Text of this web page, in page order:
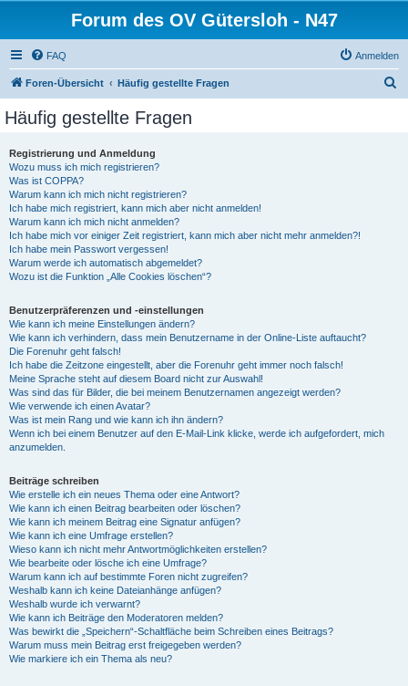
Forum des OV Gütersloh - N47
FAQ Anmelden
Foren-Übersicht Häufig gestellte Fragen
Häufig gestellte Fragen
Registrierung und Anmeldung
Wozu muss ich mich registrieren?
Was ist COPPA?
Warum kann ich mich nicht registrieren?
Ich habe mich registriert, kann mich aber nicht anmelden!
Warum kann ich mich nicht anmelden?
Ich habe mich vor einiger Zeit registriert, kann mich aber nicht mehr anmelden?!
Ich habe mein Passwort vergessen!
Warum werde ich automatisch abgemeldet?
Wozu ist die Funktion „Alle Cookies löschen“?
Benutzerpräferenzen und -einstellungen
Wie kann ich meine Einstellungen ändern?
Wie kann ich verhindern, dass mein Benutzername in der Online-Liste auftaucht?
Die Forenuhr geht falsch!
Ich habe die Zeitzone eingestellt, aber die Forenuhr geht immer noch falsch!
Meine Sprache steht auf diesem Board nicht zur Auswahl!
Was sind das für Bilder, die bei meinem Benutzernamen angezeigt werden?
Wie verwende ich einen Avatar?
Was ist mein Rang und wie kann ich ihn ändern?
Wenn ich bei einem Benutzer auf den E-Mail-Link klicke, werde ich aufgefordert, mich
anzumelden.
Beiträge schreiben
Wie erstelle ich ein neues Thema oder eine Antwort?
Wie kann ich einen Beitrag bearbeiten oder löschen?
Wie kann ich meinem Beitrag eine Signatur anfügen?
Wie kann ich eine Umfrage erstellen?
Wieso kann ich nicht mehr Antwortmöglichkeiten erstellen?
Wie bearbeite oder lösche ich eine Umfrage?
Warum kann ich auf bestimmte Foren nicht zugreifen?
Weshalb kann ich keine Dateianhänge anfügen?
Weshalb wurde ich verwarnt?
Wie kann ich Beiträge den Moderatoren melden?
Was bewirkt die „Speichern“-Schaltfläche beim Schreiben eines Beitrags?
Warum muss mein Beitrag erst freigegeben werden?
Wie markiere ich ein Thema als neu?